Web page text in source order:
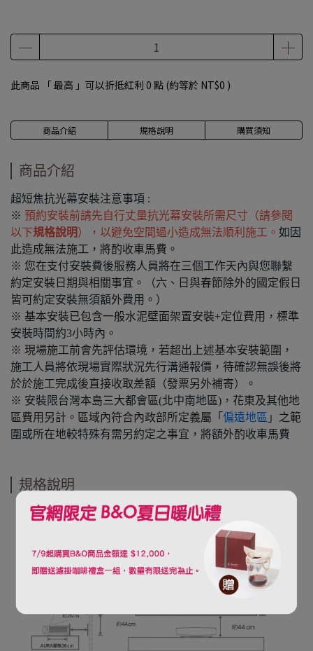
此商品 「 最高 」可以折抵紅利 0 點 (約等於 NT$0 )
商品介紹 規格說明 購買須知
商品介紹
超短焦抗光幕安裝注意事項 :
※ 預約安裝前請先自行丈量抗光幕安裝所需尺寸（請參閱
以下規格說明），以避免空間過小造成無法順利施工。 如因
此造成無法施工，將酌收車馬費。
※ 您在支付安裝費後服務人員將在三個工作天內與您聯繫
約定安裝日期與相關事宜。（六、日與春節除外的國定假日
皆可約定安裝無須額外費用。）
※ 基本安裝已包含一般水泥壁面架置安裝+定位費用，標準
安裝時間約3小時內。
※ 現場施工前會先評估環境，若超出上述基本安裝範圍，
施工人員將依現場實際狀況先行溝通報價，待確認無誤後將
於於施工完成後直接收取差額（發票另外補寄）。
※ 安裝限台灣本島三大都會區(北中南地區)，花東及其他地
區費用另計。區域內符合內政部所定義屬「 偏遠地區 」之範
圍或所在地較特殊有需另約定之事宜，將額外酌收車馬費
規格說明